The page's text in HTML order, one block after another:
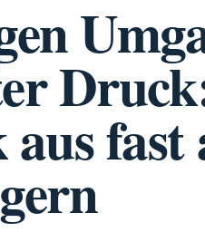
fast